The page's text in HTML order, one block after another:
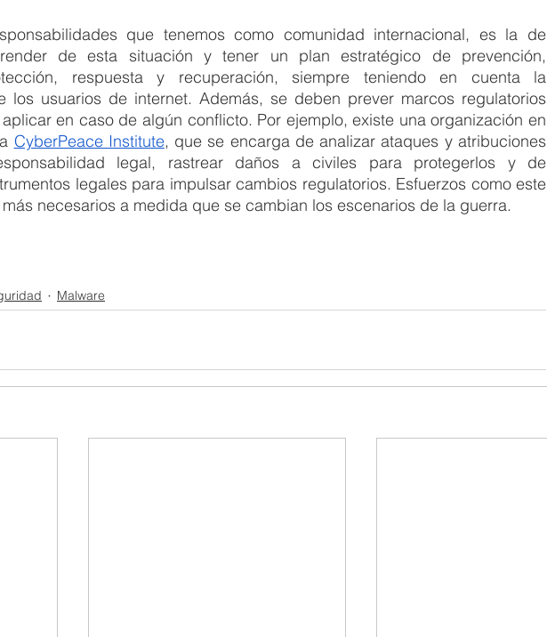
que tenemos como comunidad internacional, es la de
de esta situación y tener un plan estratégico de prevención,
respuesta y recuperación, siempre teniendo en cuenta la
los usuarios de internet. Además, se deben prever marcos regulatorios
en caso de algún conflicto. Por ejemplo, existe una organización en
CyberPeace Institute, que se encarga de analizar ataques y atribuciones
legal, rastrear daños a civiles para protegerlos y de
legales para impulsar cambios regulatorios. Esfuerzos como este
necesarios a medida que se cambian los escenarios de la guerra.
Malware